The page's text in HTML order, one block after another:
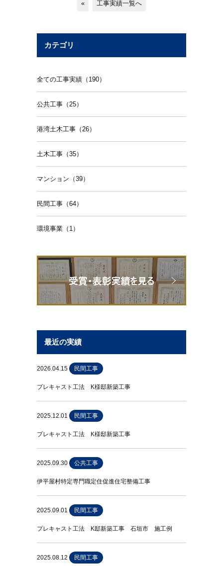
« 工事実績一覧へ
カテゴリ
全ての工事実績（190）
公共工事（25）
港湾土木工事（26）
土木工事（35）
マンション（39）
民間工事（64）
環境事業（1）
最近の実績
2026.04.15 民間工事
プレキャスト工法 K様邸新築工事
2025.12.01 民間工事
プレキャスト工法 K様邸新築工事
2025.09.30 公共工事
伊平屋村特定専門職定住促進住宅整備工事
2025.09.01 民間工事
プレキャスト工法 K邸新築工事 石垣市 施工例
2025.08.12 民間工事